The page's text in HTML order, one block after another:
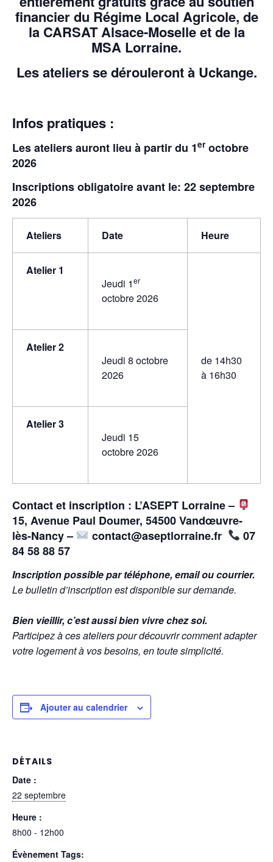
financier du Régime Local Agricole, de
la CARSAT Alsace-Moselle et de la
MSA Lorraine.
Les ateliers se déroulerontà Uckange.
Infos pratiques :
Les ateliers auront lieu à partir du 1er octobre
2026
Inscriptions obligatoire avant le: 22 septembre
2026
Ateliers Date Heure
Atelier 1
Jeudi 1er
octobre 2026
de 14h30
à 16h30
Atelier 2
Jeudi 8 octobre
2026
Atelier 3
Jeudi 15
octobre 2026
Contact et inscription : L’ASEPT Lorraine –
15, Avenue Paul Doumer, 54500 Vandœuvre-
lès-Nancy –
contact@aseptlorraine.fr
07
84 58 88 57
Inscription possible par téléphone, email ou courrier.
Le bulletin d’inscription est disponible sur demande.
Bien vieillir, c’est aussi bien vivre chez soi.
Participez à ces ateliers pour découvrir comment adapter
votre logement à vos besoins, en toute simplicité.
Ajouter au calendrier
DÉTAILS
Date :
22 septembre
Heure :
8h00 - 12h00
Évènement Tags: